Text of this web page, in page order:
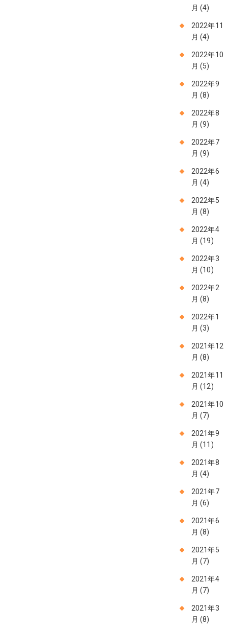
月 (4)
2022年11
月 (4)
2022年10
月 (5)
2022年9
月 (8)
2022年8
月 (9)
2022年7
月 (9)
2022年6
月 (4)
2022年5
月 (8)
2022年4
月 (19)
2022年3
月 (10)
2022年2
月 (8)
2022年1
月 (3)
2021年12
月 (8)
2021年11
月 (12)
2021年10
月 (7)
2021年9
月 (11)
2021年8
月 (4)
2021年7
月 (6)
2021年6
月 (8)
2021年5
月 (7)
2021年4
月 (7)
2021年3
月 (8)